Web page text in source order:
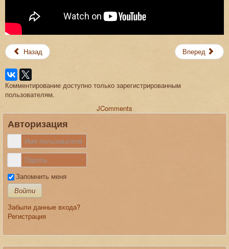
Назад Вперед
Комментирование доступно только зарегистрированным
пользователям.
JComments
Авторизация
Запомнить меня
Войти
Забыли данные входа?
Регистрация